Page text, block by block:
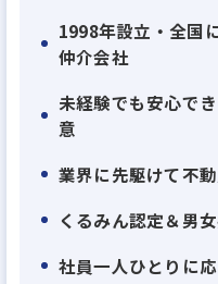
社で実現しませんか。
1998年設立・全国
仲介会社
未経験でも安心で
意
業界に先駆けて不
くるみん認定＆男
社員一人ひとりに